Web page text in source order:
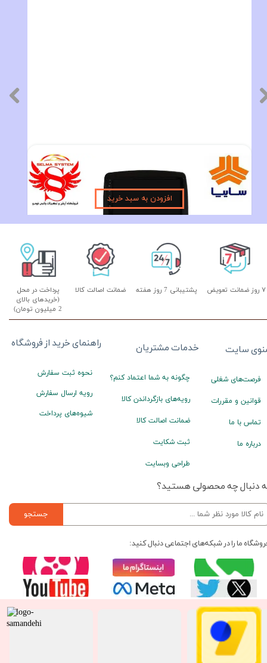
مانیتور فابریک ساینا و کوئیک اندروید فولتاچ مدل MTK
افزودن به سبد خرید
پشتیبانی 7 روز هفته
پرداخت در محل
(خریدهای بالای
2 میلیون تومان)
۷ روز ضمانت تعویض ضمانت اصالت کالا
راهنمای خرید از فروشگاه
نحوه ثبت سفارش
رویه ارسال سفارش
شیوه‌های پرداخت
خدمات مشتریان
چگونه به شما اعتماد کنم؟
رویه‌های بازگرداندن کالا
ضمانت اصالت کالا
ثبت شکایت
طراحی وبسایت
سایت
فرصت‌های شغلی
قوانین و مقررات
تماس با ما
درباره ما
دنبال چه محصولی هستید؟
جستجو
ما را در شبکه‌های اجتماعی دنبال کنید: